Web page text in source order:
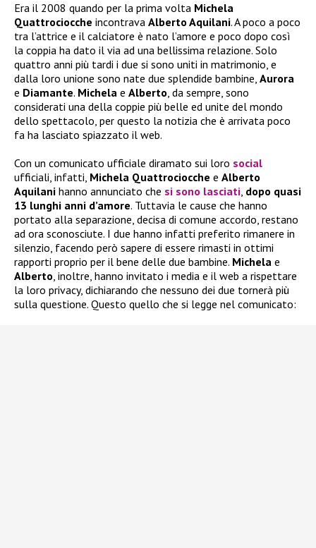
Era il 2008 quando per la prima volta Michela
Quattrociocche incontrava Alberto Aquilani. A poco a poco
tra l’attrice e il calciatore è nato l’amore e poco dopo così
la coppia ha dato il via ad una bellissima relazione. Solo
quattro anni più tardi i due si sono uniti in matrimonio, e
dalla loro unione sono nate due splendide bambine, Aurora
e Diamante. Michela e Alberto, da sempre, sono
considerati una della coppie più belle ed unite del mondo
dello spettacolo, per questo la notizia che è arrivata poco
fa ha lasciato spiazzato il web.
Con un comunicato ufficiale diramato sui loro social
ufficiali, infatti, Michela Quattrociocche e Alberto
Aquilani hanno annunciato che si sono lasciati, dopo quasi
13 lunghi anni d’amore. Tuttavia le cause che hanno
portato alla separazione, decisa di comune accordo, restano
ad ora sconosciute. I due hanno infatti preferito rimanere in
silenzio, facendo però sapere di essere rimasti in ottimi
rapporti proprio per il bene delle due bambine. Michela e
Alberto, inoltre, hanno invitato i media e il web a rispettare
la loro privacy, dichiarando che nessuno dei due tornerà più
sulla questione. Questo quello che si legge nel comunicato: